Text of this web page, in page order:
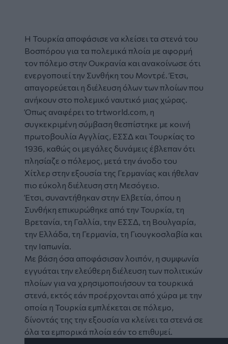
H Τουρκία αποφάσισε να κλείσει τα στενά του
Βοσπόρου για τα πολεμικά πλοία με αφορμή
τον πόλεμο στην Ουκρανία και ανακοίνωσε ότι
ενεργοποιεί την Συνθήκη του Μοντρέ. Έτσι,
απαγορεύεται η διέλευση όλων των πλοίων που
ανήκουν στο πολεμικό ναυτικό μιας χώρας.
Όπως αναφέρει το trtworld.com, η
συγκεκριμένη σύμβαση θεσπίστηκε με κοινή
πρωτοβουλία Αγγλίας, ΕΣΣΔ και Τουρκίας το
1936, καθώς οι μεγάλες δυνάμεις έβλεπαν ότι
πλησίαζε ο πόλεμος, μετά την άνοδο του
Χίτλερ στην εξουσία της Γερμανίας και ήθελαν
πιο εύκολη διέλευση στη Μεσόγειο.
Έτσι, συναντήθηκαν στην Ελβετία, όπου η
Συνθήκη επικυρώθηκε από την Τουρκία, τη
Βρετανία, τη Γαλλία, την ΕΣΣΔ, τη Βουλγαρία,
την Ελλάδα, τη Γερμανία, τη Γιουγκοσλαβία και
την Ιαπωνία.
Με βάση όσα αποφάσισαν λοιπόν, η συμφωνία
εγγυάται την ελεύθερη διέλευση των πολιτικών
πλοίων για να χρησιμοποιήσουν τα τουρκικά
στενά, εκτός εάν προέρχονται από χώρα με την
οποία η Τουρκία εμπλέκεται σε πόλεμο,
δίνοντάς της την εξουσία να κλείνει τα στενά σε
όλα τα εμπορικά πλοία εάν το επιθυμεί.